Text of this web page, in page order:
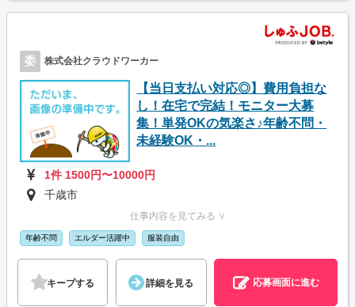
委 株式会社クラウドワーカー
【当日支払い対応◎】費用負担な
し！在宅で完結！モニター大募
集！単発OKの気楽さ♪年齢不問・
未経験OK・...
1件 1500円〜10000円
千歳市
仕事内容を見てみる ∨
年齢不問 エルダー活躍中 服装自由
キープする 詳細を見る 応募画面に進む